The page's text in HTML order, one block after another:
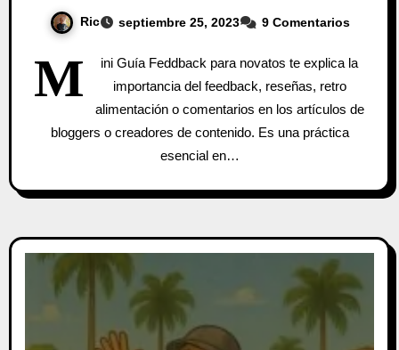
Ric septiembre 25, 2023 9 Comentarios
M
ini Guía Feddback para novatos te explica la
importancia del feedback, reseñas, retro
alimentación o comentarios en los artículos de
bloggers o creadores de contenido. Es una práctica
esencial en…